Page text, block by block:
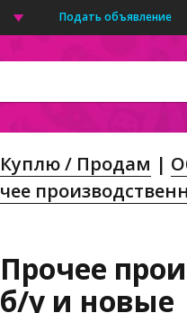
Подать объявление
Куплю / Продам
чее
Прочее
б/у и новые